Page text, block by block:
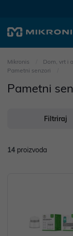
Mikronis Dom, vrt i
Pametni senzori
Pametni
Filtriraj
14 proizvoda